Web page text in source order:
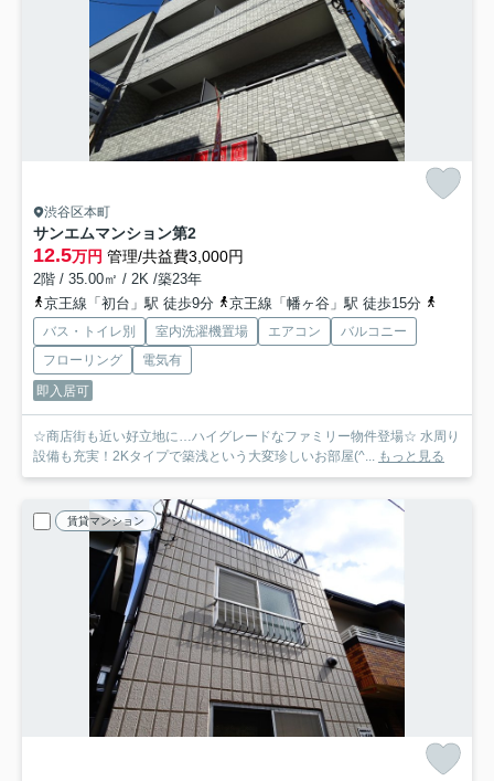
渋谷区本町
サンエムマンション第2
12.5万円 管理/共益費3,000円
2階 / 35.00㎡ / 2K /築23年
京王線「初台」駅 徒歩9分
京王線「幡ヶ谷」駅 徒歩15分
バス・トイレ別 室内洗濯機置場 エアコン
バルコニー
フローリング
電気有
即入居可
☆商店街も近い好立地に…ハイグレードなファミリー物件登場☆ 水周り
設備も充実！2Kタイプで築浅という大変珍しいお部屋(^... もっと見る
賃貸マンション